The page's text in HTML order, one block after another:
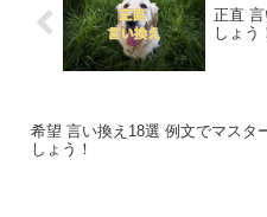
正直
しょう
希望 言い換え18選 例文でマスタ
しょう！